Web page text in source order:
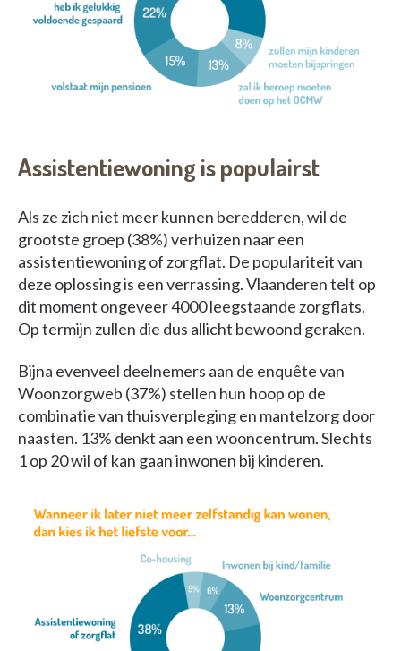
Assistentiewoning is populairst
Als ze zich niet meer kunnen beredderen, wil de
grootste groep (38%) verhuizen naar een
assistentiewoning of zorgflat. De populariteit van
deze oplossing is een verrassing. Vlaanderen telt op
dit moment ongeveer 4000 leegstaande zorgflats.
Op termijn zullen die dus allicht bewoond geraken.
Bijna evenveel deelnemers aan de enquête van
Woonzorgweb (37%) stellen hun hoop op de
combinatie van thuisverpleging en mantelzorg door
naasten. 13% denkt aan een wooncentrum. Slechts
1 op 20 wil of kan gaan inwonen bij kinderen.